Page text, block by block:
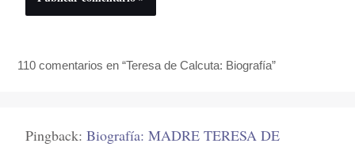
110 comentarios en “Teresa de Calcuta: Biografía”
Pingback:Biografía: MADRE TERESA DE